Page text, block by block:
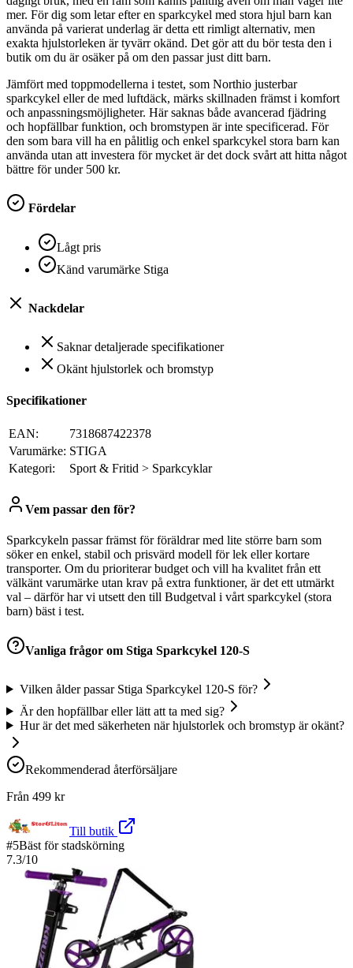
mer. För dig som letar efter en sparkcykel med stora hjul barn kan
använda på varierat underlag är detta ett rimligt alternativ, men
exakta hjulstorleken är tyvärr okänd. Det gör att du bör testa den i
butik om du är osäker på om den passar just ditt barn.
Jämfört med toppmodellerna i testet, som Northio justerbar
sparkcykel eller de med luftdäck, märks skillnaden främst i komfort
och anpassningsmöjligheter. Här saknas både avancerad fjädring
och hopfällbar funktion, och bromstypen är inte specificerad. För
den som bara vill ha en pålitlig och enkel sparkcykel stora barn kan
använda utan att investera för mycket är det dock svårt att hitta något
bättre för under 500 kr.
Fördelar
Lågt pris
Känd varumärke Stiga
Nackdelar
Saknar detaljerade specifikationer
Okänt hjulstorlek och bromstyp
Specifikationer
EAN:
7318687422378
Varumärke: STIGA
Kategori:
Sport & Fritid > Sparkcyklar
Vem passar den för?
Sparkcykeln passar främst för föräldrar med lite större barn som
söker en enkel, stabil och prisvärd modell för lek eller kortare
transporter. Om du prioriterar budget och vill ha kvalitet från ett
välkänt varumärke utan krav på extra funktioner, är det ett utmärkt
val – därför har vi utsett den till Budgetval i vårt sparkcykel (stora
barn) bäst i test.
Vanliga frågor om Stiga Sparkcykel 120-S
Vilken ålder passar Stiga Sparkcykel 120-S för?
Är den hopfällbar eller lätt att ta med sig?
Hur är det med säkerheten när hjulstorlek och bromstyp är okänt?
Rekommenderad återförsäljare
Från 499 kr
Till butik
#5Bäst för stadskörning
7.3/10